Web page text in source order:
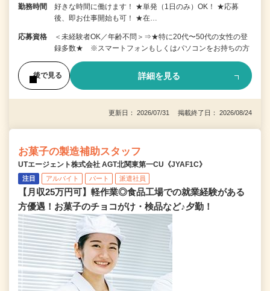
勤務時間
好きな時間に働けます！ ★単発（1日のみ）OK！ ★応募
後、即お仕事開始も可！ ★在…
応募資格
＜未経験者OK／年齢不問＞⇒★特に20代〜50代の女性の登
録多数★ ※スマートフォンもしくはパソコンをお持ちの方
後で見る 詳細を見る
更新日： 2026/07/31 掲載終了日： 2026/08/24
お菓子の製造補助スタッフ
UTエージェント株式会社 AGT北関東第一CU《JYAF1C》
注目 アルバイト パート 派遣社員
【月収25万円可】軽作業◎食品工場での就業経験がある
方優遇！お菓子のチョコがけ・検品など♪夕勤！